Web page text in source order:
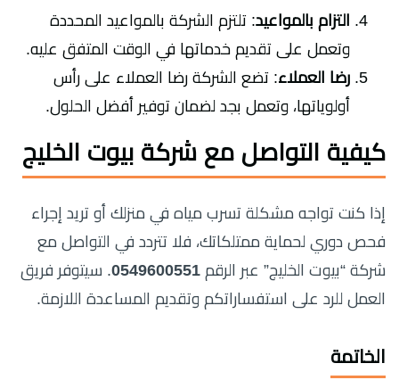
التزام بالمواعيد: تلتزم الشركة بالمواعيد المحددة
وتعمل على تقديم خدماتها في الوقت المتفق عليه.
رضا العملاء: تضع الشركة رضا العملاء على رأس
أولوياتها، وتعمل بجد لضمان توفير أفضل الحلول.
كيفية التواصل مع شركة بيوت الخليج
إذا كنت تواجه مشكلة تسرب مياه في منزلك أو تريد إجراء
فحص دوري لحماية ممتلكاتك، فلا تتردد في التواصل مع
شركة “بيوت الخليج” عبر الرقم 0549600551. سيتوفر فريق
العمل للرد على استفساراتكم وتقديم المساعدة اللازمة.
الخاتمة